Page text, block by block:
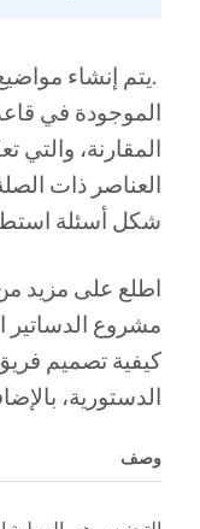
الموجودة في
المقارنة، والتي
العناصر ذات
شكل أسئلة
اطلع على مزيد
مشروع الدساتير
كيفية تصميم
الدستورية،
وصف